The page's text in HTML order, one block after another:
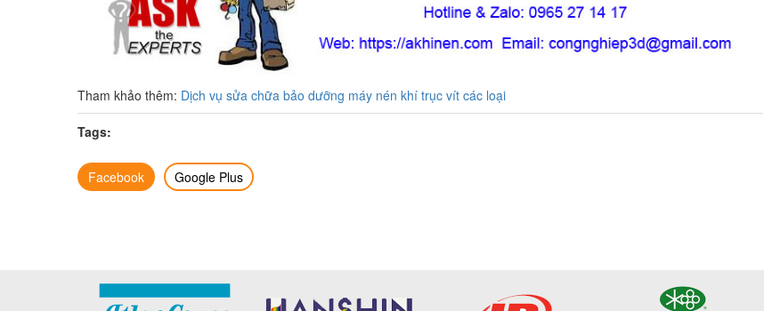
Tham khảo thêm: Dịch vụ sửa chữa bảo dưỡng máy nén khí trục vít các loại
Tags:
Facebook Google Plus